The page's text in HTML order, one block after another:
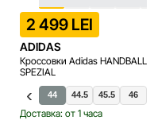
2 499 LEI
ADIDAS
Кроссовки Adidas HANDBALL
SPEZIAL
43.5 44 44.5 45.5 46
Доставка: от 1 часа